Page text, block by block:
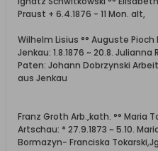
Praust + 6.4.1876 - 11 Mon. alt,
Wilhelm Lisius °° Auguste Pioch
Jenkau: 1.8.1876 ~ 20.8. Julianna
Paten: Johann Dobrzynski
aus Jenkau
Franz Groth Arb.,kath. °° Maria
Artschau: * 27.9.1873 ~ 5.10.
Bormazyn- Franciska